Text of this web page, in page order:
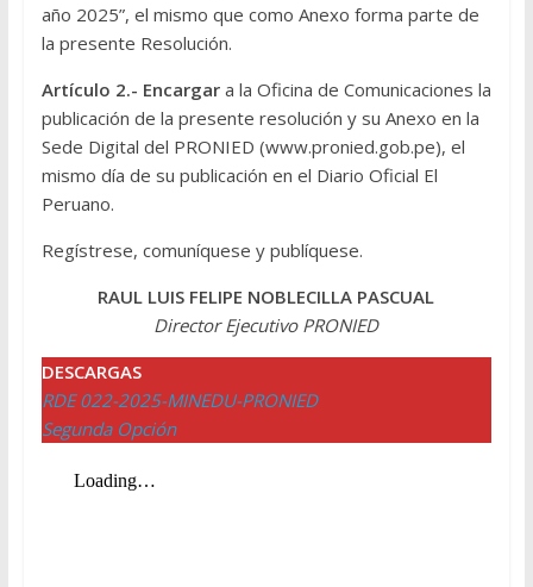
año 2025”, el mismo que como Anexo forma parte de
la presente Resolución.
Artículo 2.- Encargar a la Oficina de Comunicaciones la
publicación de la presente resolución y su Anexo en la
Sede Digital del PRONIED (www.pronied.gob.pe), el
mismo día de su publicación en el Diario Oficial El
Peruano.
Regístrese, comuníquese y publíquese.
RAUL LUIS FELIPE NOBLECILLA PASCUAL
Director Ejecutivo PRONIED
DESCARGAS
RDE 022-2025-MINEDU-PRONIED
Segunda Opción